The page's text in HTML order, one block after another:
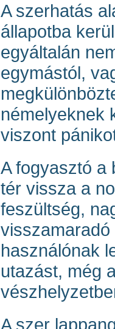
A szerhatás
állapotba
egyáltalán
egymástól,
némelyeknek
viszont
A fogyasztó a
tér vissza a
feszültség,
használónak
utazást, még
A szer